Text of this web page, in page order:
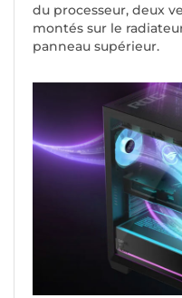
du processeur, deux
montés sur le
panneau supérieur.